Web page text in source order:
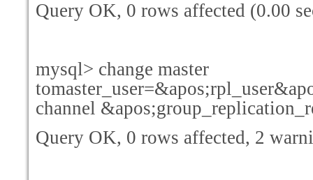
Query OK, 0 rows affected (0.00
mysql> change master
channel
Query OK, 0 rows affected, 2